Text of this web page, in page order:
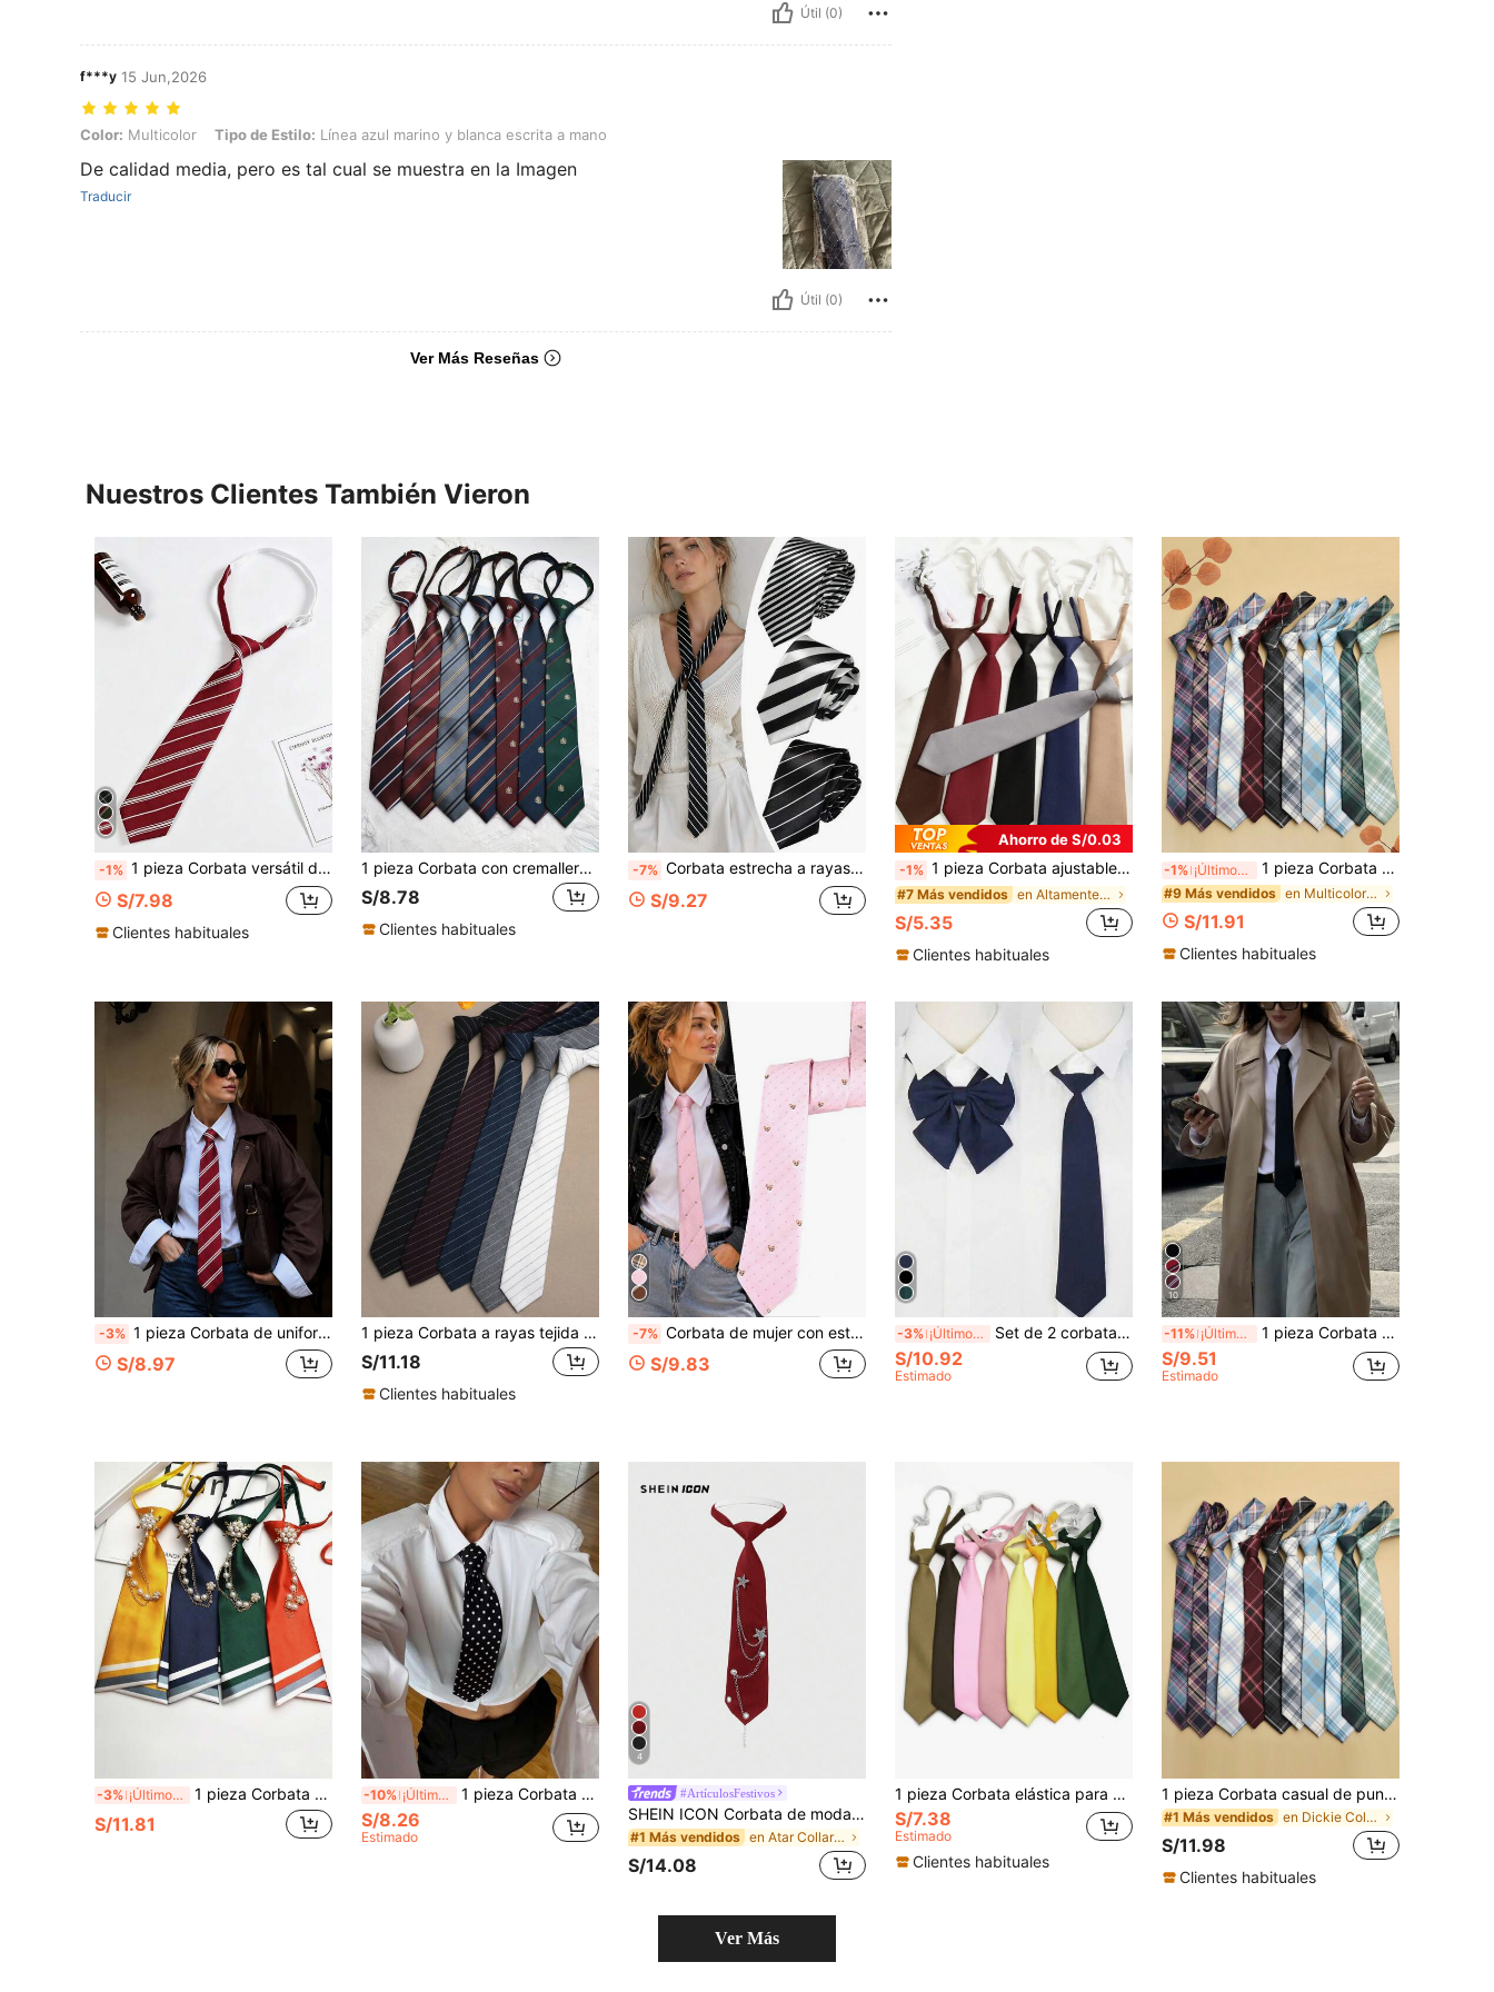
Útil (0)
f***y 15 Jun,2026
Color: Multicolor, Tipo de Estilo: Línea azul marino y blanca escrita a mano
Color: Multicolor Tipo de Estilo: Línea azul marino y blanca escrita a mano
De calidad media, pero es tal cual se muestra en la Imagen
Traducir
Útil (0)
Ver Más Reseñas
Nuestros Clientes También Vieron
-1% 1 pieza Corbata versátil de rayas rojas vintage, accesorio de moda unisex para estudiantes
S/7.98
Clientes habituales
1 pieza Corbata con cremallera y rayas, adecuada para estilo escolar, foto de graduación, casual y ropa de calle para vestir, para decoración navideña, festivales y viajes
S/8.78
Clientes habituales
-7% Corbata estrecha a rayas negras y blancas, bufanda chal minimalista versátil, cinturón suave personalizado, corbata negra y blanca
S/9.27
Ahorro de S/0.03
-1% 1 pieza Corbata ajustable clásica de uniforme escolar para mujer, accesorio para festival, fiesta o presentación
#7 Más vendidos en Altamente recomprado Collar y accesorios de muj
S/5.35
Clientes habituales
-1% ¡Últimos 3 días 1 pieza Corbata casual de mujer con estampado a cuadros y rayas, adecuada para citas, escuela, salidas y sesiones de fotos, para todas las estaciones y decoración navideña
#9 Más vendidos en Multicolor Corbatas de mujer
S/11.91
Clientes habituales
-3% 1 pieza Corbata de uniforme JK clásica a rayas para mujer, adecuada para estudiantes y adolescentes, patrón de cuadros británicos, accesorio de corbata para fiesta de cosplay
S/8.97
1 pieza Corbata a rayas tejida a mano, adecuada para estilo casual de calle y uso diario, estilo británico para vestir para decoración navideña
S/11.18
Clientes habituales
-7% Corbata de mujer con estampado de rayas, accesorio corbata
S/9.83
-3% ¡Últimos 3 días Set de 2 corbatas de unicolor hechas a mano con cuello desmontable, versátil y de moda para mujeres, para vestidos, para decoración navideña
S/10.92
Estimado
10
-11% ¡Últimos 3 días 1 pieza Corbata clásica a rayas de uniforme escolar para mujer, a cuadros británicos, accesorio para fiesta de cosplay
S/9.51
Estimado
-3% ¡Últimos 3 días 1 pieza Corbata de estilo escolar japonés con rayas preatada para mujer, moño de cuello con flor para toga de graduación de bachillerato para mujer
S/11.81
-10% ¡Últimos 3 días 1 pieza Corbata clásica a rayas de uniforme JK, adecuada para estudiantes y adolescentes, con patrón escocés británico, accesorio de corbata para fiestas de disfraces, adecuada para vestidos de mujer y decoraciones navideñas
S/8.26
Estimado
4
#ArtículosFestivos
SHEIN ICON Corbata de moda con decoración de cadena de estrella de cinco puntas
#1 Más vendidos en Atar Collar y accesorios de mujer
S/14.08
1 pieza Corbata elástica para mujer, adecuada para estilo casual, de calle, universitario, uso diario para vestir, para decoración navideña
S/7.38
Estimado
Clientes habituales
1 pieza Corbata casual de punto de poliéster a cuadros, adecuada para todas las estaciones para vestir, decoración navideña, viajes y festivales
#1 Más vendidos en Dickie Collar de mujer
S/11.98
Clientes habituales
Ver Más